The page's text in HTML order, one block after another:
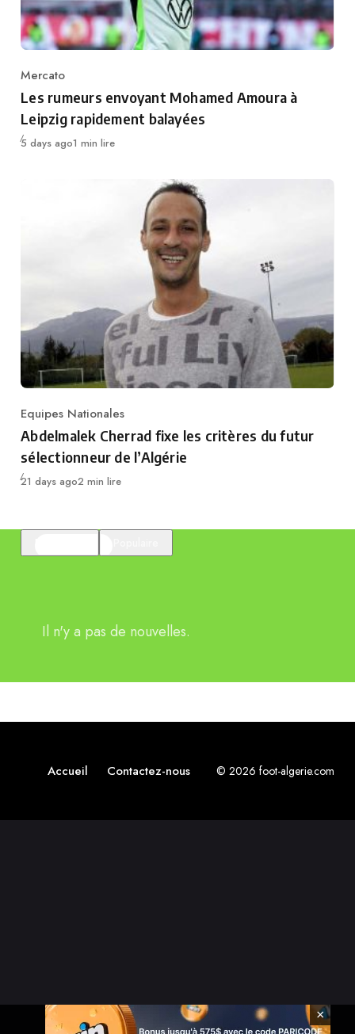
Category
Mercato
Les rumeurs envoyant Mohamed Amoura à
Leipzig rapidement balayées
Publié
5 days ago1 min lire
Category
Equipes Nationales
Abdelmalek Cherrad fixe les critères du futur
sélectionneur de l’Algérie
Publié
21 days ago2 min lire
Il n'y a pas de nouvelles.
Accueil Contactez-nous © 2026 foot-algerie.com
×